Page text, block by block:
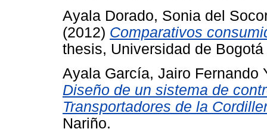
Ayala Dorado, Sonia del
(2012) Comparativos
thesis, Universidad de
Ayala García, Jairo Fernando
Diseño de un sistema de
Transportadores de la
Nariño.